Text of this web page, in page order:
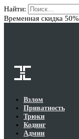
Найти:
Временная скидка 50%
Взлом
Приватность
Трюки
Кодинг
Админ